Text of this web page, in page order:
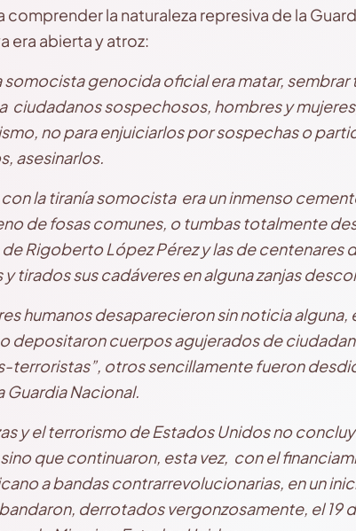
comprender la naturaleza represiva de la
era abierta y atroz:
somocista genocida oficial era matar,
ciudadanos sospechosos, hombres y
no para enjuiciarlos por sospechas o
asesinarlos.
la tiranía somocista era un inmenso
de fosas comunes, o tumbas totalmente
de Rigoberto López Pérez y las de centenares
y tirados sus cadáveres en alguna zanjas
humanos desaparecieron sin noticia
depositaron cuerpos agujerados de
terroristas”, otros sencillamente fueron
Guardia Nacional.
y el terrorismo deEstadosUnidos no
que continuaron, esta vez, con el
a bandas contrarrevolucionarias, en un
derrotados vergonzosamente, el 19